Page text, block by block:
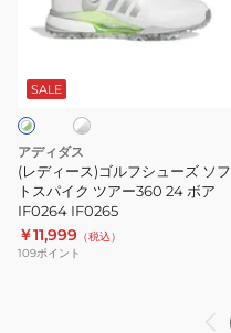
ゴ
フ
シ
ュ
ー
ズ
ソ
フ
SALE
アディダス
(レディース)ゴルフシューズ ソフ
トスパイク ツアー360 24 ボア
IF0264 IF0265
￥11,999 （税込）
109ポイント